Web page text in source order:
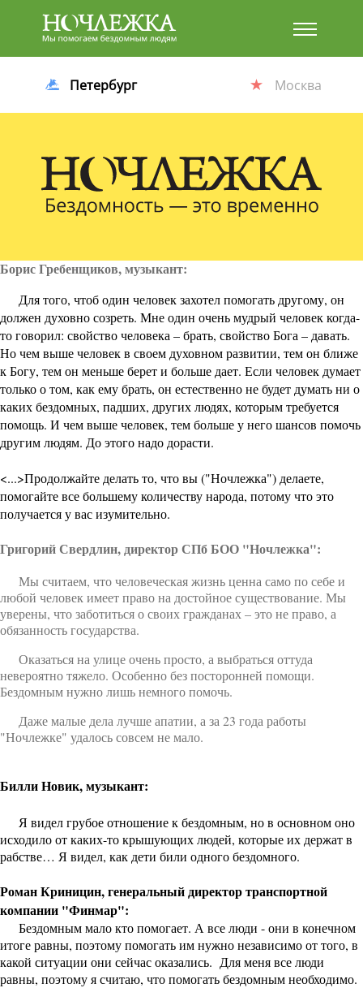
Баннер
Петербург Москва
Борис Гребенщиков, музыкант:
Для того, чтоб один человек захотел помогать другому, он
должен духовно созреть. Мне один очень мудрый человек когда-
то говорил: свойство человека – брать, свойство Бога – давать.
Но чем выше человек в своем духовном развитии, тем он ближе
к Богу, тем он меньше берет и больше дает. Если человек думает
только о том, как ему брать, он естественно не будет думать ни о
каких бездомных, падших, других людях, которым требуется
помощь. И чем выше человек, тем больше у него шансов помочь
другим людям. До этого надо дорасти.
<...>Продолжайте делать то, что вы ("Ночлежка") делаете,
помогайте все большему количеству народа, потому что это
получается у вас изумительно.
Григорий Свердлин, директор СПб БОО "Ночлежка":
Мы считаем, что человеческая жизнь ценна само по себе и
любой человек имеет право на достойное существование. Мы
уверены, что заботиться о своих гражданах – это не право, а
обязанность государства.
Оказаться на улице очень просто, а выбраться оттуда
невероятно тяжело. Особенно без посторонней помощи.
Бездомным нужно лишь немного помочь.
Даже малые дела лучше апатии, а за 23 года работы
"Ночлежке" удалось совсем не мало.
Билли Новик, музыкант:
Я видел грубое отношение к бездомным, но в основном оно
исходило от каких-то крышующих людей, которые их держат в
рабстве… Я видел, как дети били одного бездомного.
Роман Криницин, генеральный директор транспортной
компании "Финмар":
Бездомным мало кто помогает. А все люди - они в конечном
итоге равны, поэтому помогать им нужно независимо от того, в
какой ситуации они сейчас оказались. Для меня все люди
равны, поэтому я считаю, что помогать бездомным необходимо.